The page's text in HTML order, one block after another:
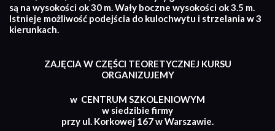
są na wysokości ok 30 m. Wały boczne wysokości ok 3.5 m.
Istnieje możliwość podejścia do kulochwytu i strzelania w 3
kierunkach.
ZAJĘCIA W CZĘŚCI TEORETYCZNEJ KURSU
ORGANIZUJEMY
w CENTRUM SZKOLENIOWYM
w siedzibie firmy
przy ul. Korkowej 167 w Warszawie.